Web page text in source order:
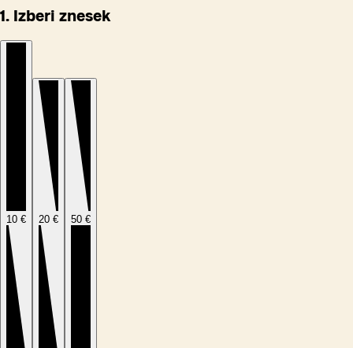
1. Izberi znesek
10 € 20 € 50 €